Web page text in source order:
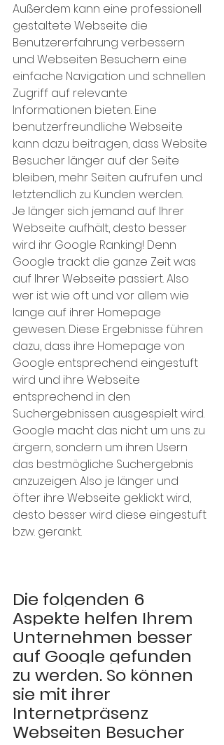
Außerdem kann eine professionell
gestaltete Webseite die
Benutzererfahrung verbessern
und Webseiten Besuchern eine
einfache Navigation und schnellen
Zugriff auf relevante
Informationen bieten. Eine
benutzerfreundliche Webseite
kann dazu beitragen, dass Website
Besucher länger auf der Seite
bleiben, mehr Seiten aufrufen und
letztendlich zu Kunden werden.
Je länger sich jemand auf Ihrer
Webseite aufhält, desto besser
wird ihr Google Ranking! Denn
Google trackt die ganze Zeit was
auf Ihrer Webseite passiert. Also
wer ist wie oft und vor allem wie
lange auf ihrer Homepage
gewesen. Diese Ergebnisse führen
dazu, dass ihre Homepage von
Google entsprechend eingestuft
wird und ihre Webseite
entsprechend in den
Suchergebnissen ausgespielt wird.
Google macht das nicht um uns zu
ärgern, sondern um ihren Usern
das bestmögliche Suchergebnis
anzuzeigen. Also je länger und
öfter ihre Webseite geklickt wird,
desto besser wird diese eingestuft
bzw. gerankt.
Die folgenden 6
Aspekte helfen Ihrem
Unternehmen besser
auf Google gefunden
zu werden. So können
sie mit ihrer
Internetpräsenz
Webseiten Besucher